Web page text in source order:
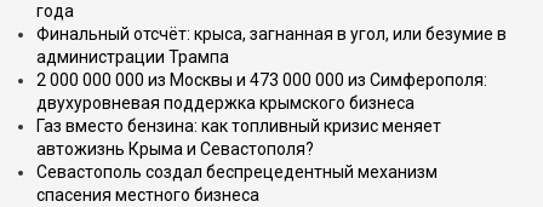
года
Финальный отсчёт: крыса, загнанная в угол, или безумие в
администрации Трампа
2 000 000 000 из Москвы и 473 000 000 из Симферополя:
двухуровневая поддержка крымского бизнеса
Газ вместо бензина: как топливный кризис меняет
автожизнь Крыма и Севастополя?
Севастополь создал беспрецедентный механизм
спасения местного бизнеса